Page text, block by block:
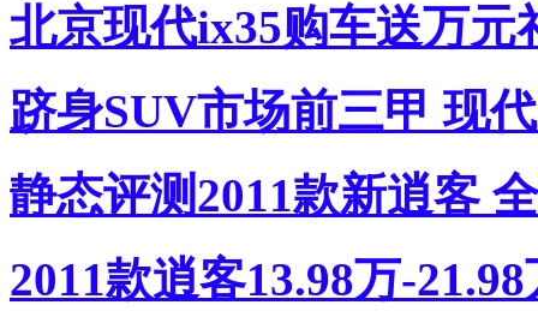
北京现代ix35购车送万元
跻身SUV市场前三甲 现
静态评测2011款新逍客
2011款逍客13.98万-